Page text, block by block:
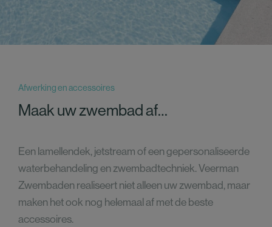
Afwerking en accessoires
Maak uw zwembad af…
Een lamellendek, jetstream of een gepersonaliseerde
waterbehandeling en zwembadtechniek. Veerman
Zwembaden realiseert niet alleen uw zwembad, maar
maken het ook nog helemaal af met de beste
accessoires.